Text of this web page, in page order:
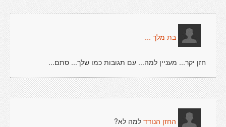
בת מלך ...
חזן יקר... מעניין למה... עם תגובות כמו שלך... סתם...
החזן הנודד למה לא?